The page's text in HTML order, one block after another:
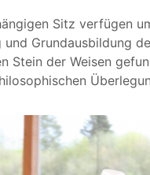
Sitz verfügen
Grundausbildung
der Weisen